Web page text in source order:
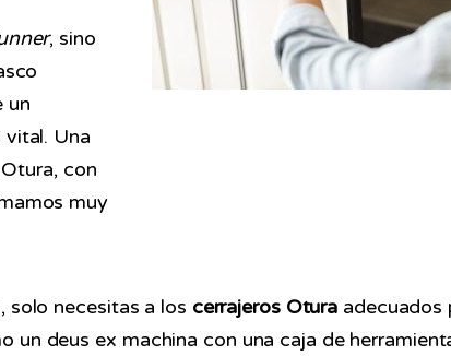
, sino
un
Una
con
muy
solo necesitas a los cerrajeros Otura adecuados
deus ex machina con una caja de